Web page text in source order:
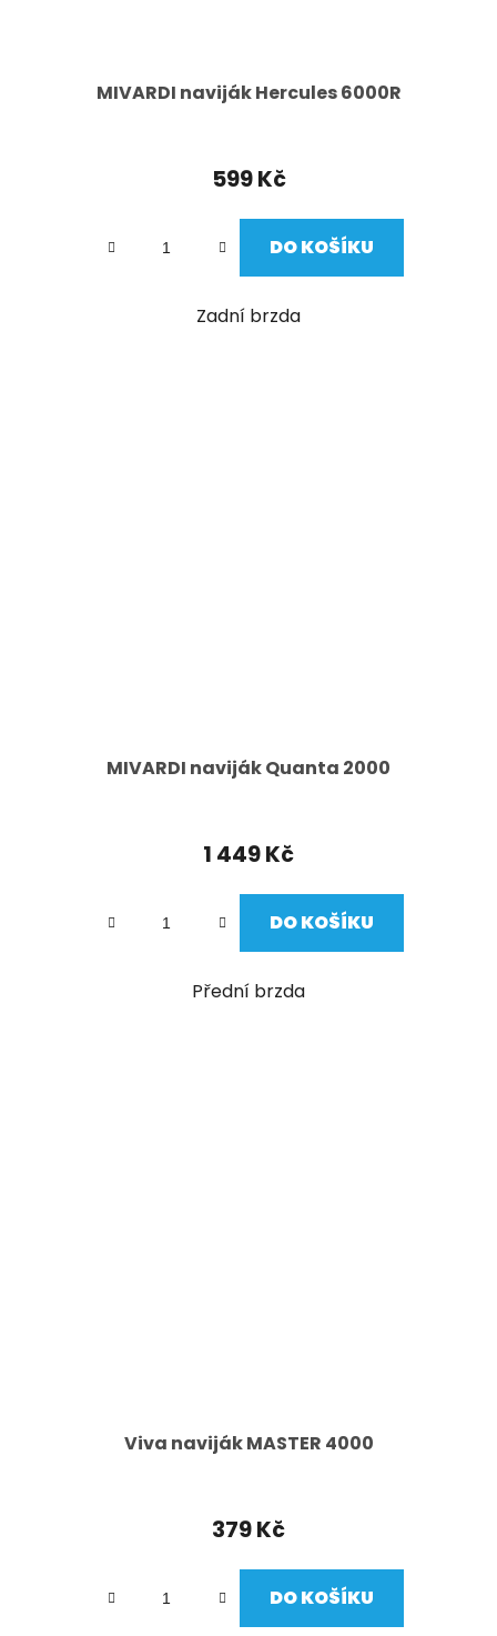
MIVARDI naviják Hercules 6000R
599 Kč
DO KOŠÍKU
Zadní brzda
MIVARDI naviják Quanta 2000
1 449 Kč
DO KOŠÍKU
Přední brzda
Viva naviják MASTER 4000
379 Kč
DO KOŠÍKU